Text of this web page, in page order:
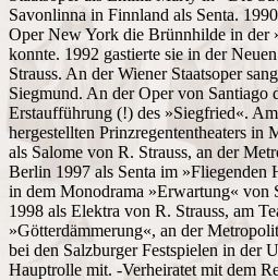
Savonlinna in Finnland als Senta.
Oper New York die Brünnhilde in der
konnte. 1992 gastierte sie in der
Strauss. An der Wiener Staatsoper
Siegmund. An der Oper von Santiago
Erstaufführung (!) des »Siegfried«.
hergestellten Prinzregententheaters in
als Salome von R. Strauss, an der
Berlin 1997 als Senta im »Fliegenden
in dem Monodrama »Erwartung« von
1998 als Elektra von R. Strauss, am
»Götterdämmerung«, an der
bei den Salzburger Festspielen in der
Hauptrolle mit. -Verheiratet mit dem